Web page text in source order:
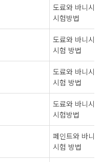
도료와 바니시
시험방법
도료와 바니시
시험 방법
도료와 바니시
시험 방법
도료와 바니시
시험방법
페인트와 바니
시험 방법